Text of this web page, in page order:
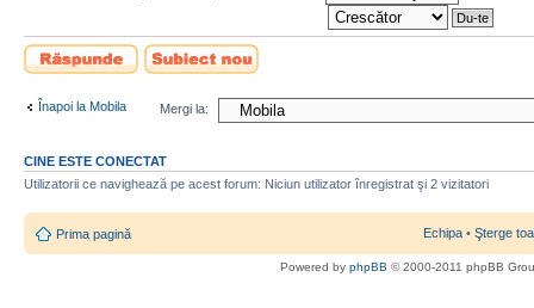
Scrie un răspuns
Scrie un subiect
nou
Înapoi la Mobila Mergi la:
CINE ESTE CONECTAT
Utilizatorii ce navighează pe acest forum: Niciun utilizator înregistrat şi 2 vizitatori
Prima pagină Echipa • Şterge
Powered by phpBB © 2000-2011 phpBB